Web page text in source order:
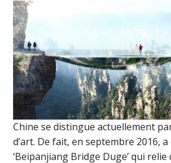
Chine se distingue actuellement
d’art. De fait, en septembre 2016,
‘Beipanjiang Bridge Duge’ qui